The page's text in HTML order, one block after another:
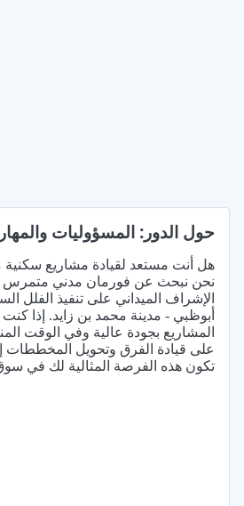
حول الدور: المسؤوليات
هل أنت مستعد لقيادة مشاريع سكنية
نحن نبحث عن فورمان مدني متمرس
الإشراف الميداني على تنفيذ الفلل
أبوظبي - مدينة محمد بن زايد. إذا كنت
المشاريع بجودة عالية وفي الوقت
على قيادة الفرق وتحويل المخططات
تكون هذه الفرصة المثالية لك في سوق